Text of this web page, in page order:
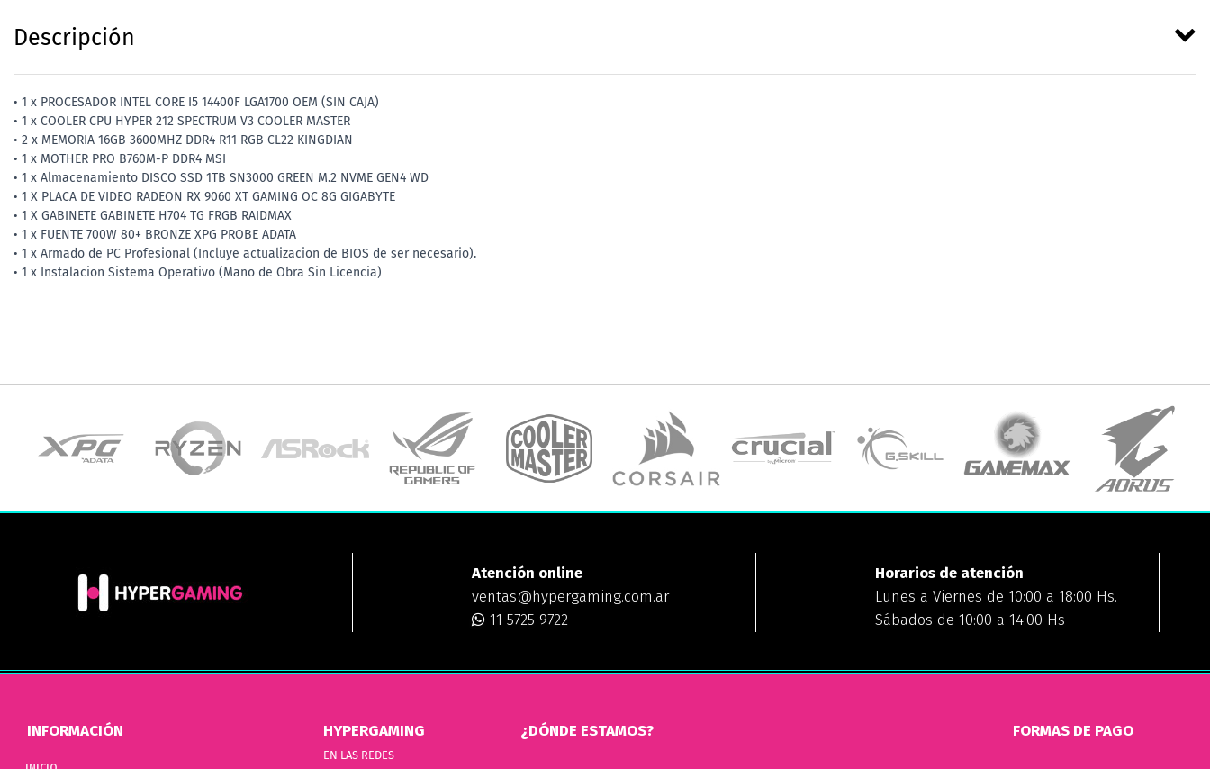
Descripción
• 1 x PROCESADOR INTEL CORE I5 14400F LGA1700 OEM (SIN CAJA)
• 1 x COOLER CPU HYPER 212 SPECTRUM V3 COOLER MASTER
• 2 x MEMORIA 16GB 3600MHZ DDR4 R11 RGB CL22 KINGDIAN
• 1 x MOTHER PRO B760M-P DDR4 MSI
• 1 x Almacenamiento DISCO SSD 1TB SN3000 GREEN M.2 NVME GEN4 WD
• 1 X PLACA DE VIDEO RADEON RX 9060 XT GAMING OC 8G GIGABYTE
• 1 X GABINETE GABINETE H704 TG FRGB RAIDMAX
• 1 x FUENTE 700W 80+ BRONZE XPG PROBE ADATA
• 1 x Armado de PC Profesional (Incluye actualizacion de BIOS de ser necesario).
• 1 x Instalacion Sistema Operativo (Mano de Obra Sin Licencia)
Atención online
ventas@hypergaming.com.ar
11 5725 9722
Horarios de atención
Lunes a Viernes de 10:00 a 18:00 Hs.
Sábados de 10:00 a 14:00 Hs
INFORMACIÓN HYPERGAMING
EN LAS REDES
¿DÓNDE ESTAMOS? FORMAS DE PAGO